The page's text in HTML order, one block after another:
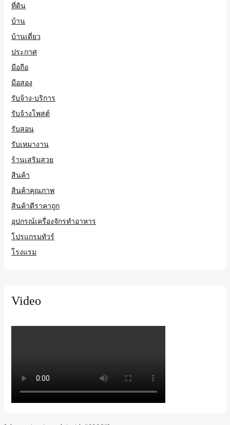
ที่ดิน
บ้าน
บ้านเดี่ยว
ประกาศ
มือถือ
มือสอง
รับจ้าง-บริการ
รับจ้างโพสต์
รับสอน
รับเหมางาน
ร้านเสริมสวย
สินค้า
สินค้าคุณภาพ
สินค้าดีราคาถูก
อุปกรณ์เครื่องจักรทำอาหาร
โปรแกรมทัวร์
โรงแรม
Video